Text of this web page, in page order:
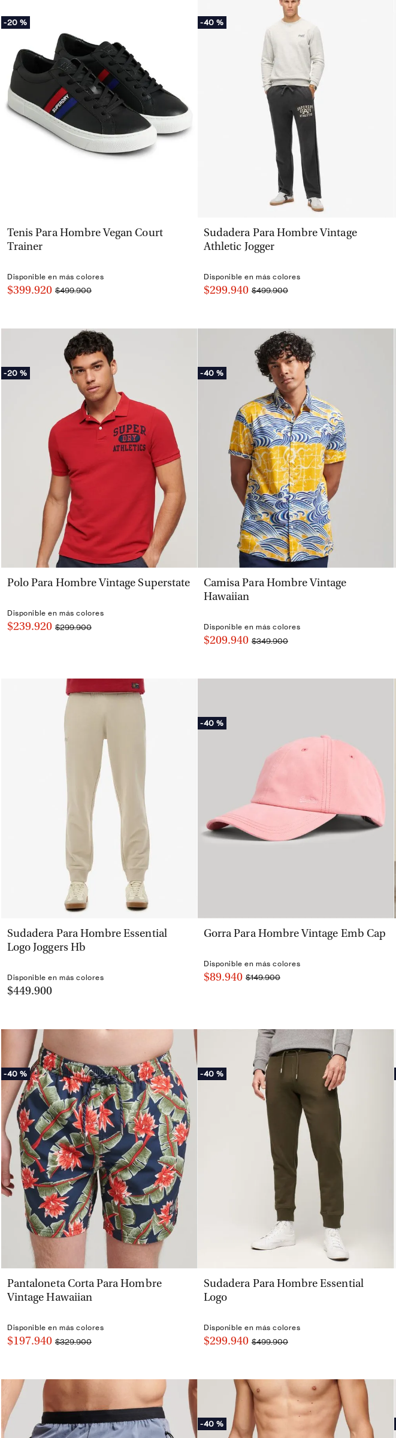
-20 %
VISTA RÁPIDA
Tenis Para Hombre Vegan Court
Trainer
Disponible en más colores
$399.920 $499.900
-40 %
VISTA RÁPIDA
Sudadera Para Hombre Vintage
Athletic Jogger
Disponible en más colores
$299.940 $499.900
-20 %
VISTA RÁPIDA
Polo Para Hombre Vintage Superstate
Disponible en más colores
$239.920 $299.900
-40 %
VISTA RÁPIDA
Camisa Para Hombre Vintage
Hawaiian
Disponible en más colores
$209.940 $349.900
VISTA RÁPIDA
Sudadera Para Hombre Essential
Logo Joggers Hb
Disponible en más colores
$449.900
-40 %
VISTA RÁPIDA
Gorra Para Hombre Vintage Emb Cap
Disponible en más colores
$89.940 $149.900
-40 %
VISTA RÁPIDA
Pantaloneta Corta Para Hombre
Vintage Hawaiian
Disponible en más colores
$197.940 $329.900
-40 %
VISTA RÁPIDA
Sudadera Para Hombre Essential
Logo
Disponible en más colores
$299.940 $499.900
-40 %